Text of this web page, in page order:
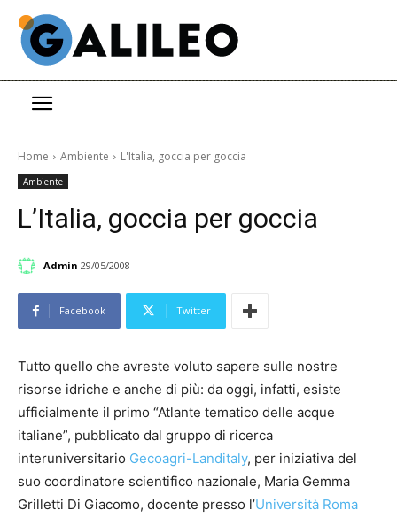
Home Ambiente L'Italia, goccia per goccia
Ambiente
L’Italia, goccia per goccia
Admin 29/05/2008
Facebook Twitter
Tutto quello che avreste voluto sapere sulle nostre
risorse idriche e anche di più: da oggi, infatti, esiste
ufficialmente il primo “Atlante tematico delle acque
italiane”, pubblicato dal gruppo di ricerca
interuniversitario Gecoagri-Landitaly, per iniziativa del
suo coordinatore scientifico nazionale, Maria Gemma
Grilletti Di Giacomo, docente presso l’Università Roma